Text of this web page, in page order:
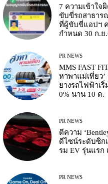
7 ความเข้าใจ
ขับขี่รถสาธาร
ที่ผู้ขับขี่แอปฯ
กำหนด 30 ก.ย
PR NEWS
MMS FAST
หาพาแม่เที่ยว
ยางรถไฟฟ้าเ
0% นาน 10 ด.
PR NEWS
ตีความ
ดีไซน์ระดับซิก
รม EV รุ่นแรก
PR NEWS